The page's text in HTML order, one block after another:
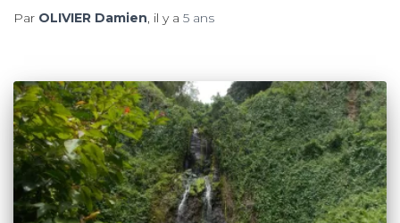
Par OLIVIER Damien , il y a 5 ans